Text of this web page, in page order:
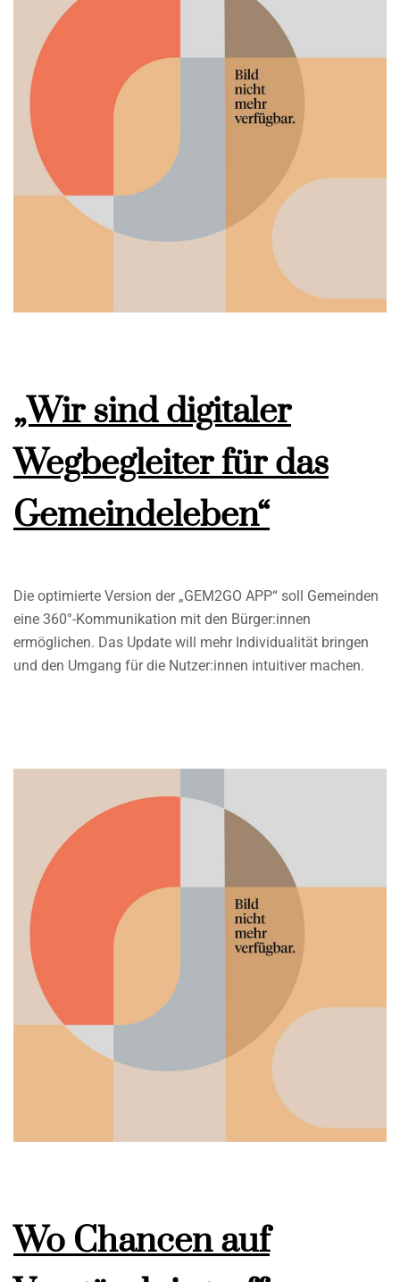
„Wir sind digitaler
Wegbegleiter für das
Gemeindeleben“
Die optimierte Version der „GEM2GO APP“ soll Gemeinden
eine 360°-Kommunikation mit den Bürger:innen
ermöglichen. Das Update will mehr Individualität bringen
und den Umgang für die Nutzer:innen intuitiver machen.
Wo Chancen auf